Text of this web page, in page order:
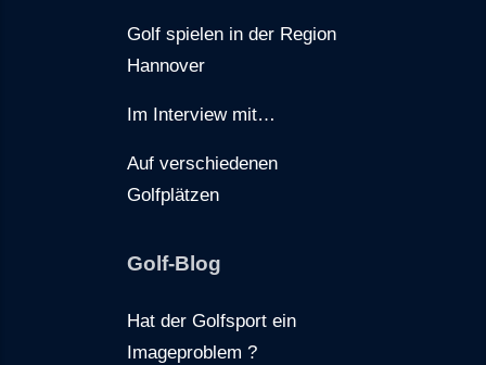
Golf spielen in der Region
Hannover
Im Interview mit…
Auf verschiedenen
Golfplätzen
Golf-Blog
Hat der Golfsport ein
Imageproblem ?